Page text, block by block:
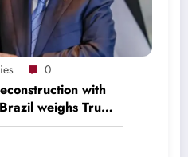
0
with
weighs Trump